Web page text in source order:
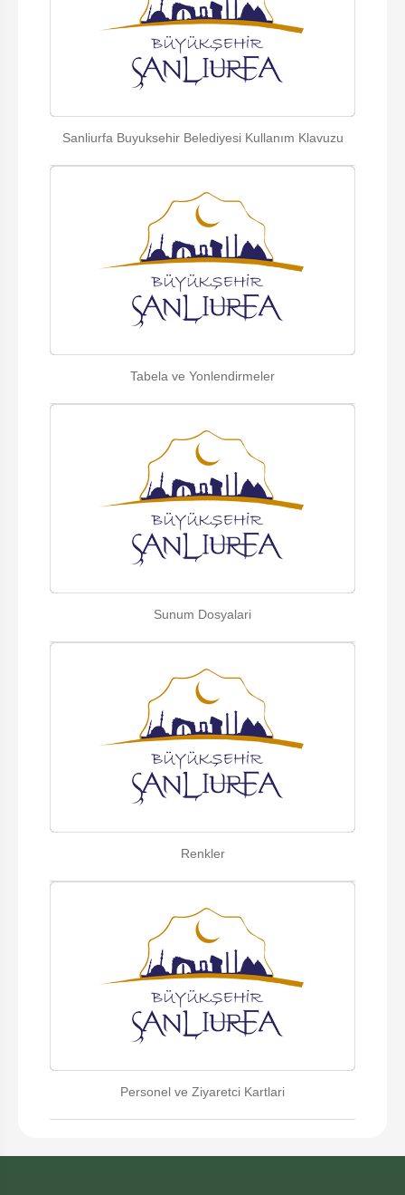
Sanliurfa Buyuksehir Belediyesi Kullanım Klavuzu
Tabela ve Yonlendirmeler
Sunum Dosyalari
Renkler
Personel ve Ziyaretci Kartlari